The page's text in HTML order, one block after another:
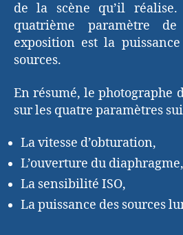
de la scène qu’il réalise.
quatrième paramètre
exposition est la
sources.
En résumé, le photographe
sur les quatre paramètres
La vitesse d’obturation,
L’ouverture du diaphragme,
La sensibilité ISO,
La puissance des sources